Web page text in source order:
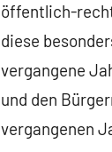
öffentlich-
diese
vergangene
und den
vergangenen